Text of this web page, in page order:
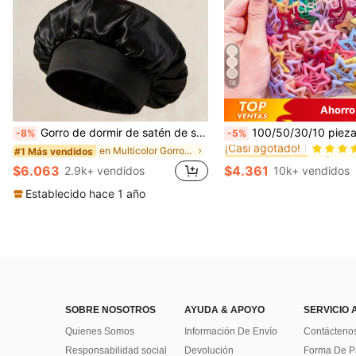
-8% Gorro de dormir de satén de seda, adecuado para cabello largo, trenzas, rastas y cabello rizado. Suave, unisex y disponible en múltiples colores. Perfecto para el cuidado del cabello durante la noche, uso en el baño y viajes.
#1 Más vendidos en Multicolor Gorros para el pelo para mujer
$6.063 2.9k+ vendidos
Establecido hace 1 año
16
-5% 100/50/30/10 piezas Lindos clips de estrella de cinco puntas estilo Y2K, clips de cabello coloridos, accesorios básicos para el cabello -
#1 Más vendidos
¡Casi agotado!
#1 Más vendidos
¡Casi agotado!
#1 Más vendidos
¡Casi agotado!
#1 Más vendidos
$4.361 10k+ vendidos
SOBRE NOSOTROS
Quienes Somos
Responsabilidad social
AYUDA & APOYO
Información De Envío
Devolución
SERVICIO
Forma De